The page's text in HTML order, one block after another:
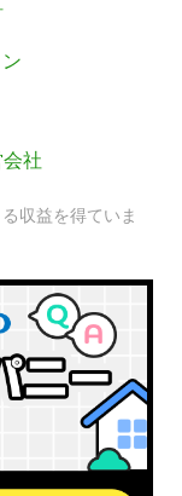
社
収益を得ていま